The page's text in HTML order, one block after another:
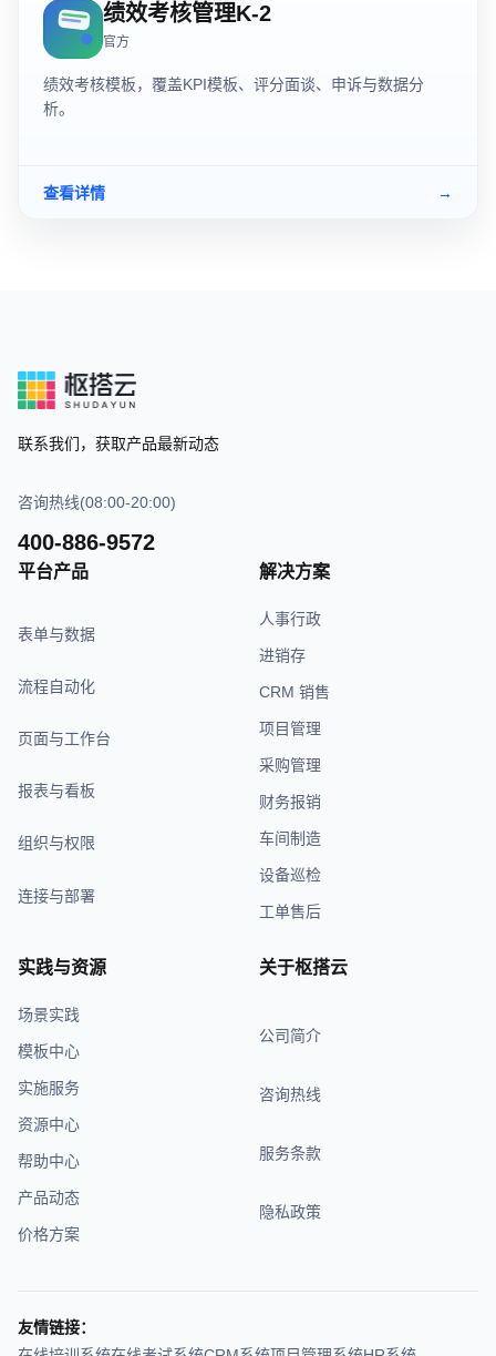
绩效考核管理K-2
官方
绩效考核模板，覆盖KPI模板、评分面谈、申诉与数据分
析。
查看详情 →
联系我们，获取产品最新动态
咨询热线(08:00-20:00)
400-886-9572
平台产品
表单与数据
流程自动化
页面与工作台
报表与看板
组织与权限
连接与部署
解决方案
人事行政
进销存
CRM 销售
项目管理
采购管理
财务报销
车间制造
设备巡检
工单售后
实践与资源
场景实践
模板中心
实施服务
资源中心
帮助中心
产品动态
价格方案
关于枢搭云
公司简介
咨询热线
服务条款
隐私政策
友情链接：